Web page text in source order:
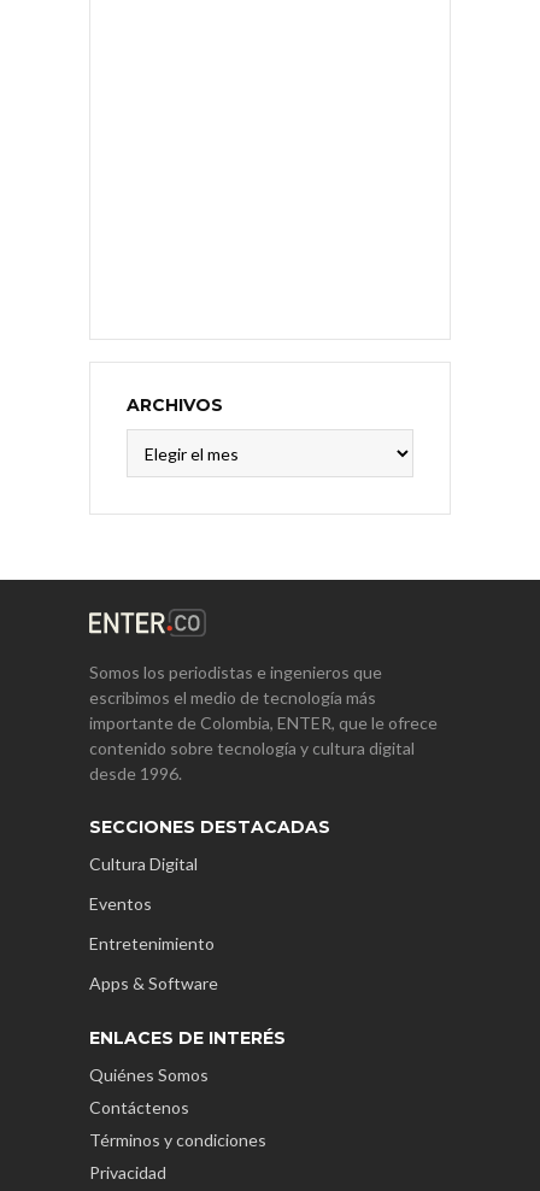
ARCHIVOS
Somos los periodistas e ingenieros que
escribimos el medio de tecnología más
importante de Colombia, ENTER, que le ofrece
contenido sobre tecnología y cultura digital
desde 1996.
SECCIONES DESTACADAS
Cultura Digital
Eventos
Entretenimiento
Apps & Software
ENLACES DE INTERÉS
Quiénes Somos
Contáctenos
Términos y condiciones
Privacidad